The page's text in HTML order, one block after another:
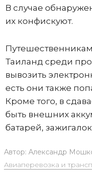
В случае
их конфискуют.
Путешественникам
Таиланд среди
вывозить
есть они также
Кроме того, в
быть внешних
батарей,
Автор: Александр
Авиаперевозка и